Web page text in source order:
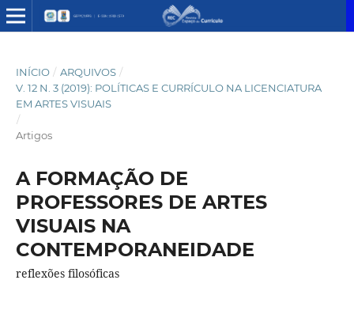
INÍCIO / ARQUIVOS /
V. 12 N. 3 (2019): POLÍTICAS E CURRÍCULO NA LICENCIATURA
EM ARTES VISUAIS
/
Artigos
A FORMAÇÃO DE
PROFESSORES DE ARTES
VISUAIS NA
CONTEMPORANEIDADE
reflexões filosóficas